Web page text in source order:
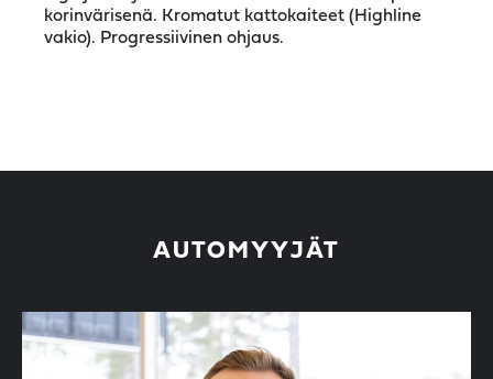
korinvärisenä. Kromatut kattokaiteet (Highline
vakio). Progressiivinen ohjaus.
AUTOMYYJÄT